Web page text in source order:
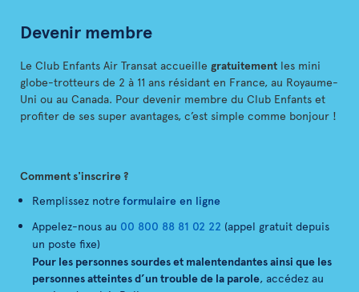
Devenir membre
Le Club Enfants Air Transat accueille gratuitement les mini
globe-trotteurs de 2 à 11 ans résidant en France, au Royaume-
Uni ou au Canada. Pour devenir membre du Club Enfants et
profiter de ses super avantages, c’est simple comme bonjour !
Comment s'inscrire ?
Remplissez notre formulaire en ligne
Appelez-nous au 00 800 88 81 02 22 (appel gratuit depuis
un poste fixe)
Pour les personnes sourdes et malentendantes ainsi que les
personnes atteintes d’un trouble de la parole, accédez au